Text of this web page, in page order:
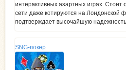
интерактивных азартных играх. Стоит
сети даже котируются на Лондонской
подтверждает высочайшую
SNG-покер